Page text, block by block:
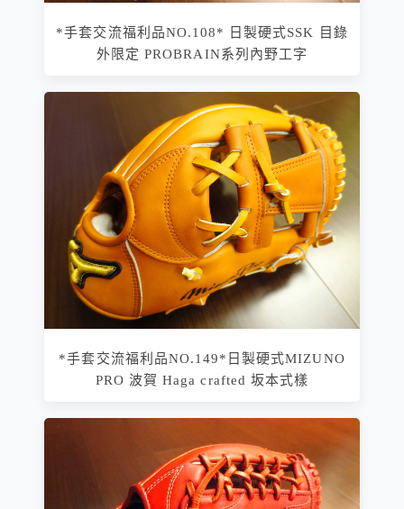
*手套交流福利品NO.108* 日製硬式SSK 目錄
外限定 PROBRAIN系列內野工字
*手套交流福利品NO.149*日製硬式MIZUNO
PRO 波賀 Haga crafted 坂本式樣